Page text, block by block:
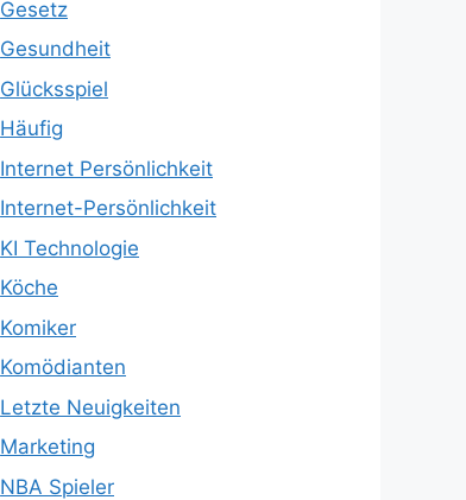
Gesetz
Gesundheit
Glücksspiel
Häufig
Internet Persönlichkeit
Internet-Persönlichkeit
KI Technologie
Köche
Komiker
Komödianten
Letzte Neuigkeiten
Marketing
NBA Spieler